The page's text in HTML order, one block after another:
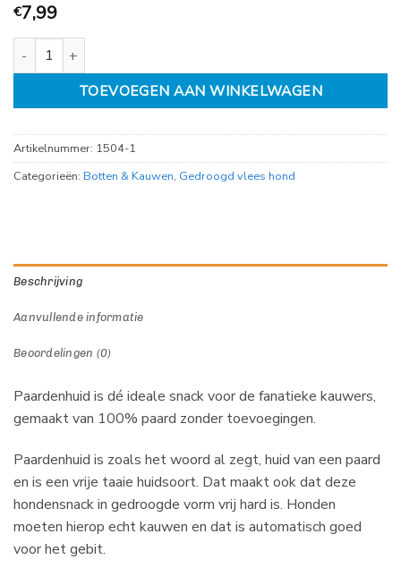
€7,99
Paardenhuid 15cm aantal
TOEVOEGEN AAN WINKELWAGEN
Artikelnummer: 1504-1
Categorieën: Botten & Kauwen, Gedroogd vlees hond
Beschrijving
Aanvullende informatie
Beoordelingen (0)
Paardenhuid is dé ideale snack voor de fanatieke kauwers,
gemaakt van 100% paard zonder toevoegingen.
Paardenhuid is zoals het woord al zegt, huid van een paard
en is een vrije taaie huidsoort. Dat maakt ook dat deze
hondensnack in gedroogde vorm vrij hard is. Honden
moeten hierop echt kauwen en dat is automatisch goed
voor het gebit.